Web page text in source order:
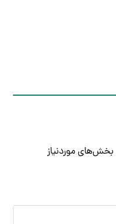
بخش‌های موردنیاز